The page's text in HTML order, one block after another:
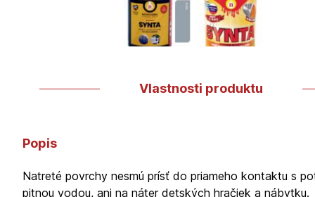
Vlastnosti produktu
Popis
Natreté povrchy nesmú prísť do priameho kontaktu s
pitnou vodou, ani na náter detských hračiek a nábytku.